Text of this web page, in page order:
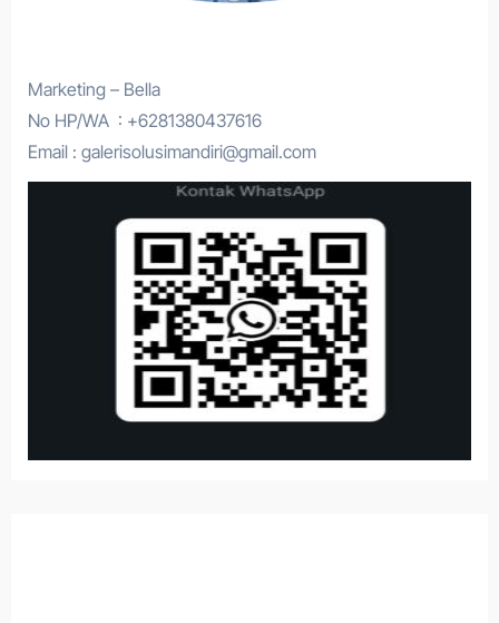
Marketing – Bella
No HP/WA : +6281380437616
Email : galerisolusimandiri@gmail.com